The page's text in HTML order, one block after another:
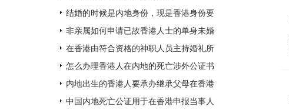
结婚的时候是内地身份，现是香港身份要
如何补领香港结婚证呢？
非亲属如何申请已故香港人士的单身未婚
证明文件呢？
在香港由符合资格的神职人员主持婚礼所
得的结婚证书怎么才能得到内地的认可
呢？
怎么办理香港人在内地的死亡涉外公证书
用于配偶在香港再婚？
内地出生的香港人要承办继承父母在香港
的遗产如何办理中国出生公证及认证呢？
中国内地死亡公证用于在香港申报当事人